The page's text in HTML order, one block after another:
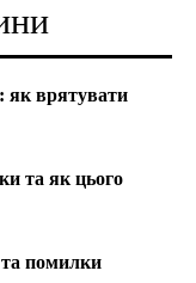
як врятувати
та як цього
помилки